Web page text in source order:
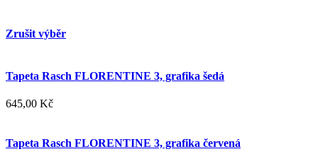
Zrušit výběr
Tapeta Rasch FLORENTINE 3, grafika šedá
645,00 Kč
Tapeta Rasch FLORENTINE 3, grafika červená